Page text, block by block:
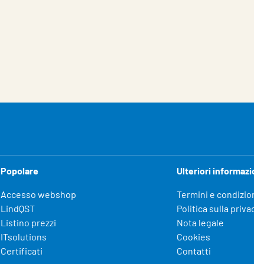
Popolare
Accesso webshop
LindQST
Listino prezzi
ITsolutions
Certificati
Ulteriori
Termini e
Politica sulla
Nota legale
Cookies
Contatti